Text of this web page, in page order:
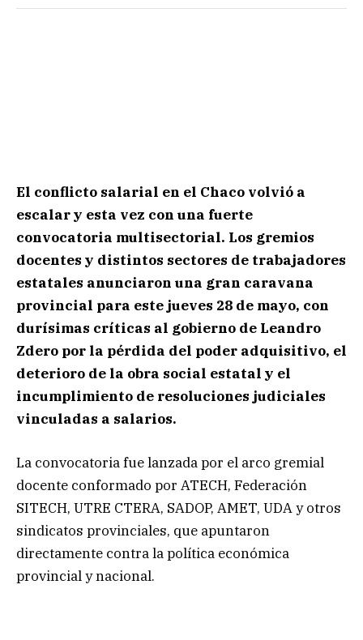
El conflicto salarial en el Chaco volvió a
escalar y esta vez con una fuerte
convocatoria multisectorial. Los gremios
docentes y distintos sectores de trabajadores
estatales anunciaron una gran caravana
provincial para este jueves 28 de mayo, con
durísimas críticas al gobierno de Leandro
Zdero por la pérdida del poder adquisitivo, el
deterioro de la obra social estatal y el
incumplimiento de resoluciones judiciales
vinculadas a salarios.
La convocatoria fue lanzada por el arco gremial
docente conformado por ATECH, Federación
SITECH, UTRE CTERA, SADOP, AMET, UDA y otros
sindicatos provinciales, que apuntaron
directamente contra la política económica
provincial y nacional.